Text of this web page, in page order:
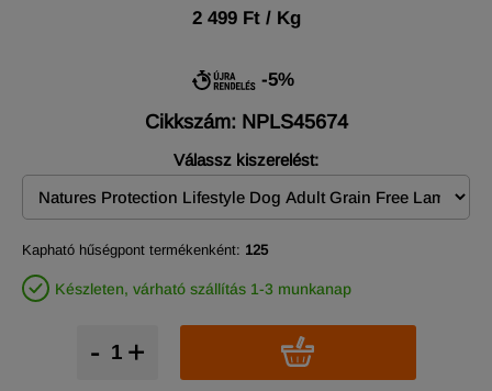
2 499 Ft / Kg
-5%
Cikkszám: NPLS45674
Válassz kiszerelést:
Kapható hűségpont termékenként: 125
Készleten, várható szállítás 1-3 munkanap
+
-